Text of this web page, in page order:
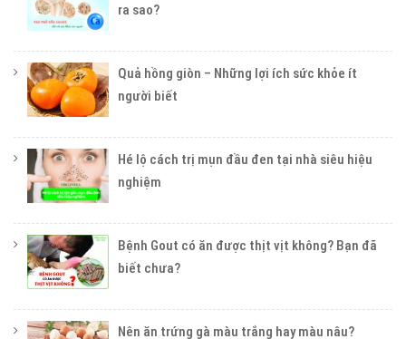
ra sao?
Quả hồng giòn – Những lợi ích sức khỏe ít
người biết
Hé lộ cách trị mụn đầu đen tại nhà siêu hiệu
nghiệm
Bệnh Gout có ăn được thịt vịt không? Bạn đã
biết chưa?
Nên ăn trứng gà màu trắng hay màu nâu?